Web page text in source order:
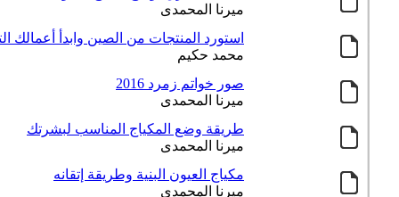
ميرنا المحمدى
استورد المنتجات من الصين وابدأ أعمالك
محمد حكيم
صور خواتم زمرد 2016
ميرنا المحمدى
طريقة وضع المكياج المناسب لبشرتك
ميرنا المحمدى
مكياج العيون البنية وطريقة إتقانه
ميرنا المحمدى